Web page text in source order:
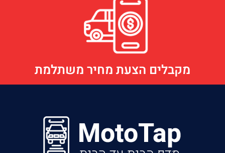
מקבלים הצעת מחיר משתלמת